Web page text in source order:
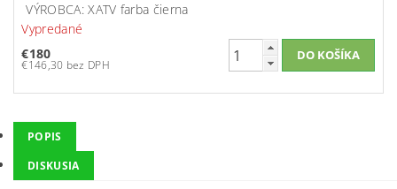
VÝROBCA: XATV farba čierna
Vypredané
€180
€146,30 bez DPH
POPIS
DISKUSIA